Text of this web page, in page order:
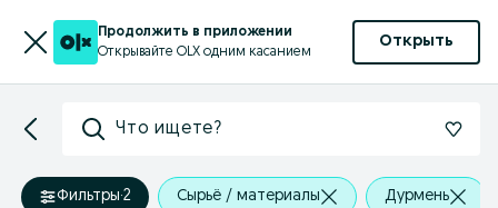
Продолжить в приложении
Открывайте OLX одним касанием
Открыть
Что ищете?
Фильтры·2 Сырьё / материалы Дурмень